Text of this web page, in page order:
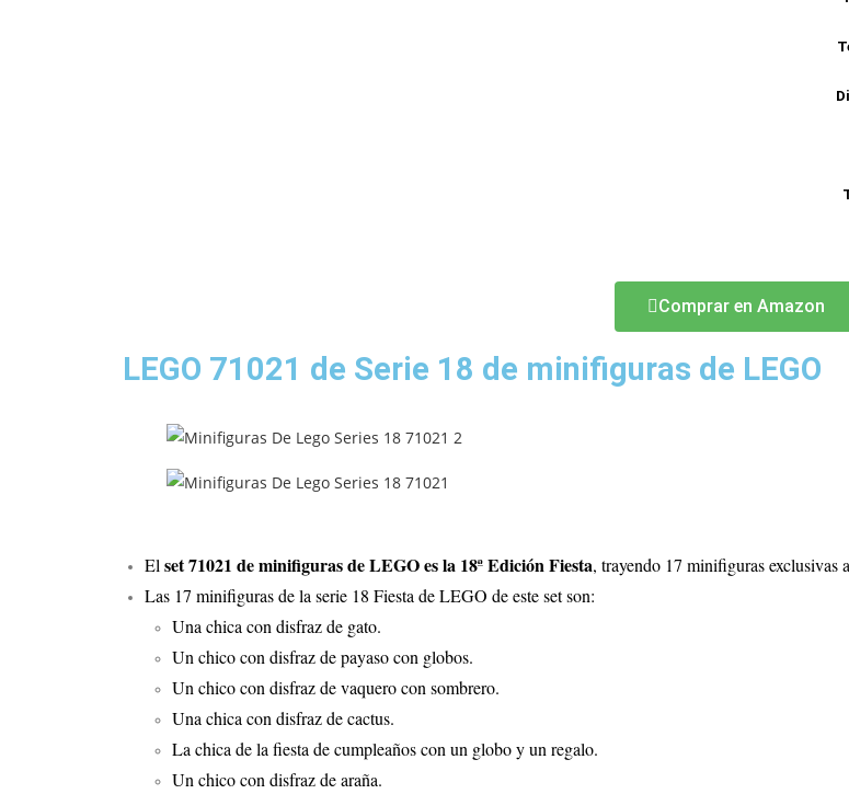
Comprar en Amazon
LEGO 71021 de Serie 18 de minifiguras de LEGO
El set 71021 de minifiguras de LEGO es la 18ª Edición Fiesta, trayendo 17 minifiguras exclusivas
Las 17 minifiguras de la serie 18 Fiesta de LEGO de este set son:
Una chica con disfraz de gato.
Un chico con disfraz de payaso con globos.
Un chico con disfraz de vaquero con sombrero.
Una chica con disfraz de cactus.
La chica de la fiesta de cumpleaños con un globo y un regalo.
Un chico con disfraz de araña.